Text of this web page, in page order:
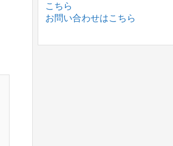
こちら
お問い合わせはこちら